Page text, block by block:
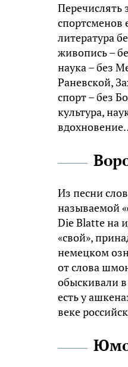
Перечислять
спортсменов
литература
живопись –
наука – без
Раневской,
спорт – без
культура,
Из песни
называемой
Die Blatte на
«свой»,
немецком
от слова
обыскивали
есть у
веке